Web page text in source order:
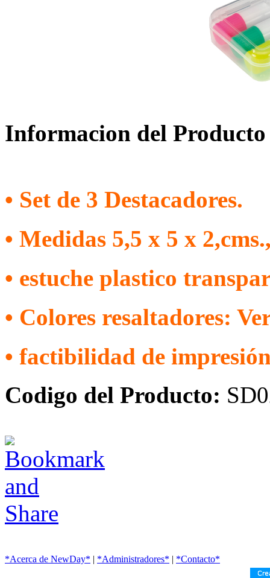
Informacion del Producto
• Set de 3 Destacadores.
• Medidas 5,5 x 5 x
• estuche plastico
• Colores resaltadores:
• factibilidad de
Codigo del Producto:
*Acerca de NewDay* | *Administradores* | *Contacto*